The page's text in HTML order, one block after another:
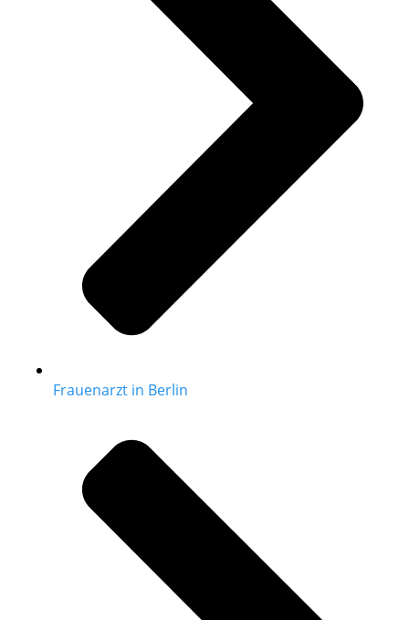
Frauenarzt in Berlin